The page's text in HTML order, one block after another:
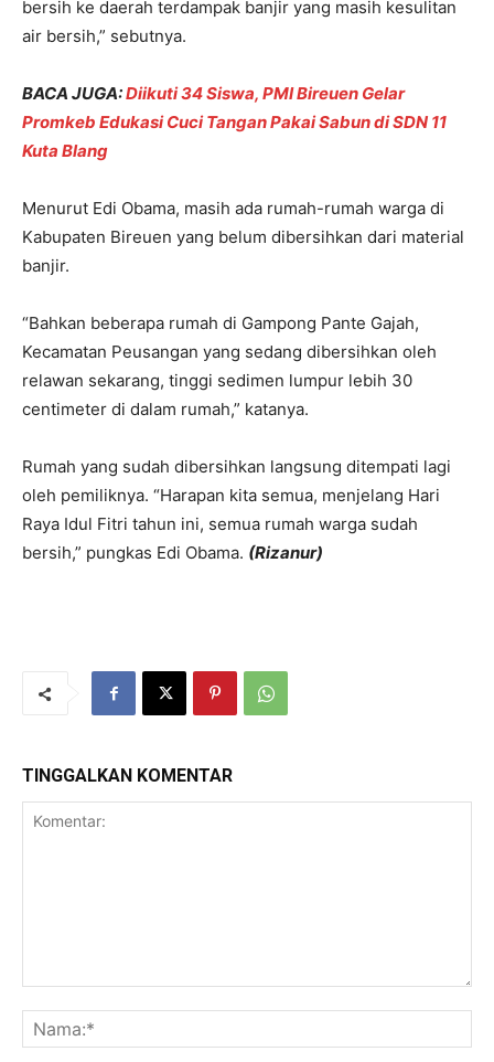
bersih ke daerah terdampak banjir yang masih kesulitan
air bersih,” sebutnya.
BACA JUGA:Diikuti 34 Siswa, PMI Bireuen Gelar
Promkeb Edukasi Cuci Tangan Pakai Sabun di SDN 11
Kuta Blang
Menurut Edi Obama, masih ada rumah-rumah warga di
Kabupaten Bireuen yang belum dibersihkan dari material
banjir.
“Bahkan beberapa rumah di Gampong Pante Gajah,
Kecamatan Peusangan yang sedang dibersihkan oleh
relawan sekarang, tinggi sedimen lumpur lebih 30
centimeter di dalam rumah,” katanya.
Rumah yang sudah dibersihkan langsung ditempati lagi
oleh pemiliknya. “Harapan kita semua, menjelang Hari
Raya Idul Fitri tahun ini, semua rumah warga sudah
bersih,” pungkas Edi Obama. (Rizanur)
TINGGALKAN KOMENTAR